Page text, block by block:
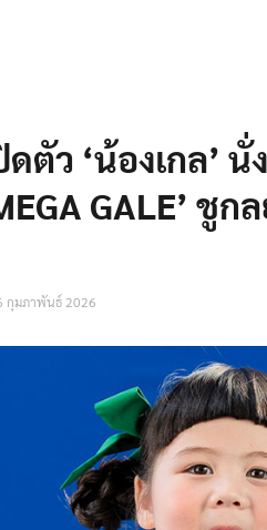
ตัว ‘น้องเกล’
GALE’ ชู
กุมภาพันธ์ 2026